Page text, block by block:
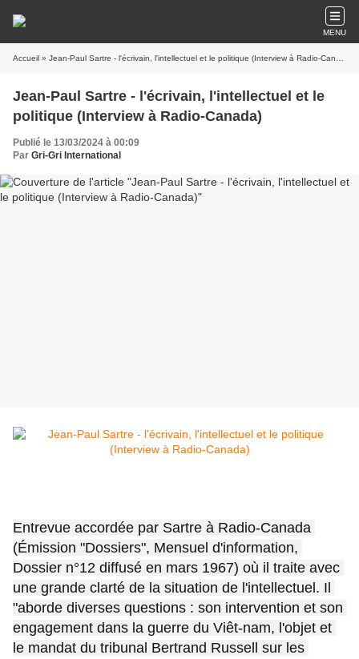
MENU
Accueil » Jean-Paul Sartre - l'écrivain, l'intellectuel et le politique (Interview à Radio-Canada)
Jean-Paul Sartre - l'écrivain, l'intellectuel et le
politique (Interview à Radio-Canada)
Publié le 13/03/2024 à 00:09
Par Gri-Gri International
Entrevue accordée par Sartre à Radio-Canada
(Émission "Dossiers", Mensuel d'information,
Dossier n°12 diffusé en mars 1967) où il traite avec
une grande clarté de la situation de l'intellectuel. Il
"aborde diverses questions : son intervention et son
engagement dans la guerre du Viêt-nam, l'objet et
le mandat du tribunal Bertrand Russell sur les